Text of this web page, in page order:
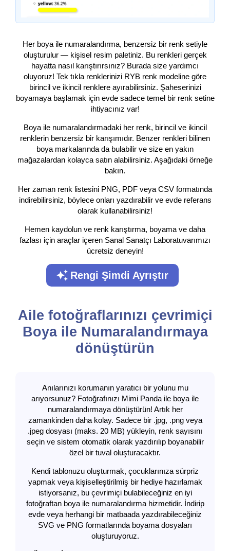
Her boya ile numaralandırma, benzersiz bir renk setiyle
oluşturulur — kişisel resim paletiniz. Bu renkleri gerçek
hayatta nasıl karıştırırsınız? Burada size yardımcı
oluyoruz! Tek tıkla renklerinizi RYB renk modeline göre
birincil ve ikincil renklere ayırabilirsiniz. Şaheserinizi
boyamaya başlamak için evde sadece temel bir renk setine
ihtiyacınız var!
Boya ile numaralandırmadaki her renk, birincil ve ikincil
renklerin benzersiz bir karışımıdır. Benzer renkleri bilinen
boya markalarında da bulabilir ve size en yakın
mağazalardan kolayca satın alabilirsiniz. Aşağıdaki örneğe
bakın.
Her zaman renk listesini PNG, PDF veya CSV formatında
indirebilirsiniz, böylece onları yazdırabilir ve evde referans
olarak kullanabilirsiniz!
Hemen kaydolun ve renk karıştırma, boyama ve daha
fazlası için araçlar içeren Sanal Sanatçı Laboratuvarımızı
ücretsiz deneyin!
Rengi Şimdi Ayrıştır
Aile fotoğraflarınızı çevrimiçi
Boya ile Numaralandırmaya
dönüştürün
Anılarınızı korumanın yaratıcı bir yolunu mu
arıyorsunuz? Fotoğrafınızı Mimi Panda ile boya ile
numaralandırmaya dönüştürün! Artık her
zamankinden daha kolay. Sadece bir .jpg, .png veya
.jpeg dosyası (maks. 20 MB) yükleyin, renk sayısını
seçin ve sistem otomatik olarak yazdırılıp boyanabilir
özel bir tuval oluşturacaktır.
Kendi tablonuzu oluşturmak, çocuklarınıza sürpriz
yapmak veya kişiselleştirilmiş bir hediye hazırlamak
istiyorsanız, bu çevrimiçi bulabileceğiniz en iyi
fotoğraftan boya ile numaralandırma hizmetidir. İndirip
evde veya herhangi bir matbaada yazdırabileceğiniz
SVG ve PNG formatlarında boyama dosyaları
oluşturuyoruz.